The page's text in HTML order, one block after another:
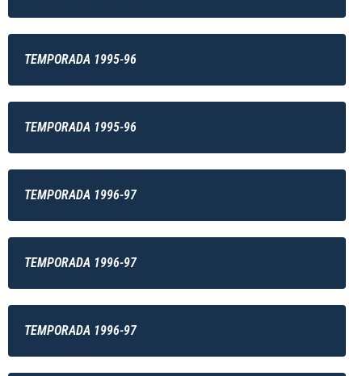
TEMPORADA 1995-96
TEMPORADA 1995-96
TEMPORADA 1996-97
TEMPORADA 1996-97
TEMPORADA 1996-97